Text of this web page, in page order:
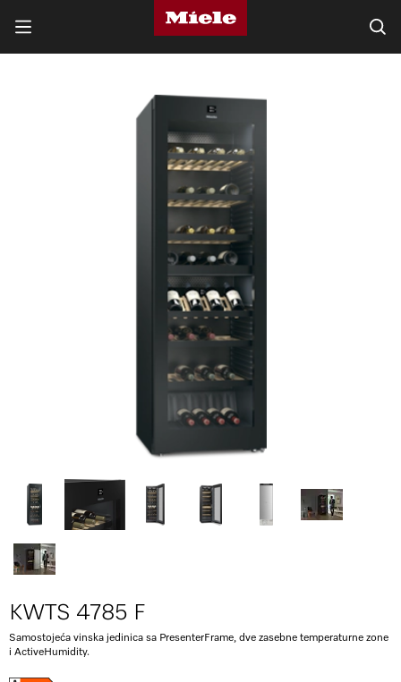
KWTS 4785 F
Samostojeća vinska jedinica sa PresenterFrame, dve zasebne temperaturne zone
i ActiveHumidity.